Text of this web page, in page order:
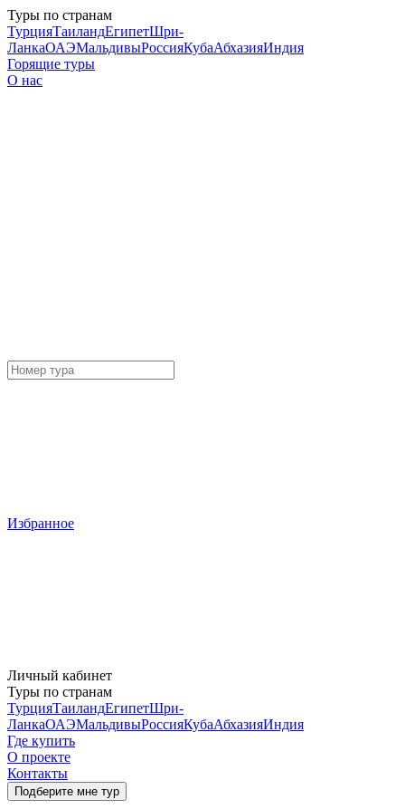
Туры по странам
ТурцияТаиландЕгипетШри-
ЛанкаОАЭМальдивыРоссияКубаАбхазияИндия
Горящие туры
О нас
Избранное
Личный кабинет
Туры по странам
ТурцияТаиландЕгипетШри-
ЛанкаОАЭМальдивыРоссияКубаАбхазияИндия
Где купить
О проекте
Контакты
Подберите мне тур